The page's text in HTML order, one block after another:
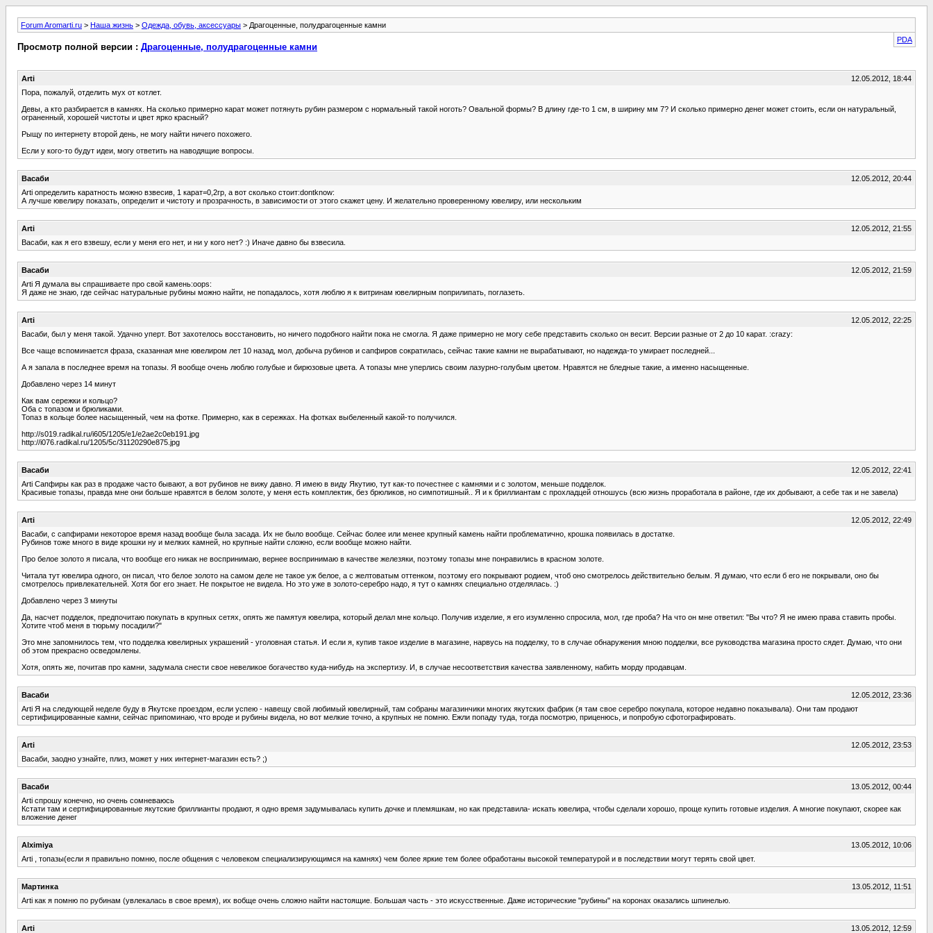
Forum Aromarti.ru > Наша жизнь > Одежда, обувь, аксессуары > Драгоценные, полудрагоценные камни
PDA
Просмотр полной версии : Драгоценные, полудрагоценные камни
Arti
12.05.2012, 18:44
Пора, пожалуй, отделить мух от котлет.
Девы, а кто разбирается в камнях. На сколько примерно карат может потянуть рубин размером с нормальный такой ноготь? Овальной формы? В длину где-то 1 см, в ширину мм 7? И сколько примерно денег может стоить, если он натуральный,
ограненный, хорошей чистоты и цвет ярко красный?
Рыщу по интернету второй день, не могу найти ничего похожего.
Если у кого-то будут идеи, могу ответить на наводящие вопросы.
Васаби
12.05.2012, 20:44
Arti определить каратность можно взвесив, 1 карат=0,2гр, а вот сколько стоит:dontknow:
А лучше ювелиру показать, определит и чистоту и прозрачность, в зависимости от этого скажет цену. И желательно проверенному ювелиру, или нескольким
Arti
12.05.2012, 21:55
Васаби, как я его взвешу, если у меня его нет, и ни у кого нет? :) Иначе давно бы взвесила.
Васаби
12.05.2012, 21:59
Arti Я думала вы спрашиваете про свой камень:oops:
Я даже не знаю, где сейчас натуральные рубины можно найти, не попадалось, хотя люблю я к витринам ювелирным поприлипать, поглазеть.
Arti
12.05.2012, 22:25
Васаби, был у меня такой. Удачно уперт. Вот захотелось восстановить, но ничего подобного найти пока не смогла. Я даже примерно не могу себе представить сколько он весит. Версии разные от 2 до 10 карат. :crazy:
Все чаще вспоминается фраза, сказанная мне ювелиром лет 10 назад, мол, добыча рубинов и сапфиров сократилась, сейчас такие камни не вырабатывают, но надежда-то умирает последней...
А я запала в последнее время на топазы. Я вообще очень люблю голубые и бирюзовые цвета. А топазы мне уперлись своим лазурно-голубым цветом. Нравятся не бледные такие, а именно насыщенные.
Добавлено через 14 минут
Как вам сережки и кольцо?
Оба с топазом и брюликами.
Топаз в кольце более насыщенный, чем на фотке. Примерно, как в сережках. На фотках выбеленный какой-то получился.
http://s019.radikal.ru/i605/1205/e1/e2ae2c0eb191.jpg
http://i076.radikal.ru/1205/5c/31120290e875.jpg
Васаби
12.05.2012, 22:41
Arti Сапфиры как раз в продаже часто бывают, а вот рубинов не вижу давно. Я имею в виду Якутию, тут как-то почестнее с камнями и с золотом, меньше подделок.
Красивые топазы, правда мне они больше нравятся в белом золоте, у меня есть комплектик, без брюликов, но симпотишный.. Я и к бриллиантам с прохладцей отношусь (всю жизнь проработала в районе, где их добывают, а себе так и не завела)
Arti
12.05.2012, 22:49
Васаби, с сапфирами некоторое время назад вообще была засада. Их не было вообще. Сейчас более или менее крупный камень найти проблематично, крошка появилась в достатке.
Рубинов тоже много в виде крошки ну и мелких камней, но крупные найти сложно, если вообще можно найти.
Про белое золото я писала, что вообще его никак не воспринимаю, вернее воспринимаю в качестве железяки, поэтому топазы мне понравились в красном золоте.
Читала тут ювелира одного, он писал, что белое золото на самом деле не такое уж белое, а с желтоватым оттенком, поэтому его покрывают родием, чтоб оно смотрелось действительно белым. Я думаю, что если б его не покрывали, оно бы
смотрелось привлекательней. Хотя бог его знает. Не покрытое не видела. Но это уже в золото-серебро надо, я тут о камнях специально отделялась. :)
Добавлено через 3 минуты
Да, насчет подделок, предпочитаю покупать в крупных сетях, опять же памятуя ювелира, который делал мне кольцо. Получив изделие, я его изумленно спросила, мол, где проба? На что он мне ответил: "Вы что? Я не имею права ставить пробы.
Хотите чтоб меня в тюрьму посадили?"
Это мне запомнилось тем, что подделка ювелирных украшений - уголовная статья. И если я, купив такое изделие в магазине, нарвусь на подделку, то в случае обнаружения мною подделки, все руководства магазина просто сядет. Думаю, что они
об этом прекрасно осведомлены.
Хотя, опять же, почитав про камни, задумала снести свое невеликое богачество куда-нибудь на экспертизу. И, в случае несоответствия качества заявленному, набить морду продавцам.
Васаби
12.05.2012, 23:36
Arti Я на следующей неделе буду в Якутске проездом, если успею - навещу свой любимый ювелирный, там собраны магазинчики многих якутских фабрик (я там свое серебро покупала, которое недавно показывала). Они там продают
сертифицированные камни, сейчас припоминаю, что вроде и рубины видела, но вот мелкие точно, а крупных не помню. Ежли попаду туда, тогда посмотрю, приценюсь, и попробую сфотографировать.
Arti
12.05.2012, 23:53
Васаби, заодно узнайте, плиз, может у них интернет-магазин есть? ;)
Васаби
13.05.2012, 00:44
Arti спрошу конечно, но очень сомневаюсь
Кстати там и сертифицированные якутские бриллианты продают, я одно время задумывалась купить дочке и племяшкам, но как представила- искать ювелира, чтобы сделали хорошо, проще купить готовые изделия. А многие покупают, скорее как
вложение денег
Alximiya
13.05.2012, 10:06
Arti , топазы(если я правильно помню, после общения с человеком специализирующимся на камнях) чем более яркие тем более обработаны высокой температурой и в последствии могут терять свой цвет.
Мартинка
13.05.2012, 11:51
Arti как я помню по рубинам (увлекалась в свое время), их вобще очень сложно найти настоящие. Большая часть - это искусственные. Даже исторические "рубины" на коронах оказались шпинелью.
Arti 13.05.2012, 12:59